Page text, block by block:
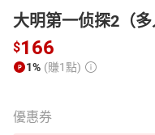
大明第一侦探2（多
$166
1% (賺1點)
優惠券